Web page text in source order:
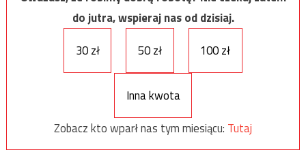
do jutra, wspieraj nas od dzisiaj.
30 zł
50 zł 100 zł
Inna kwota
Zobacz kto wparł nas tym miesiącu: Tutaj